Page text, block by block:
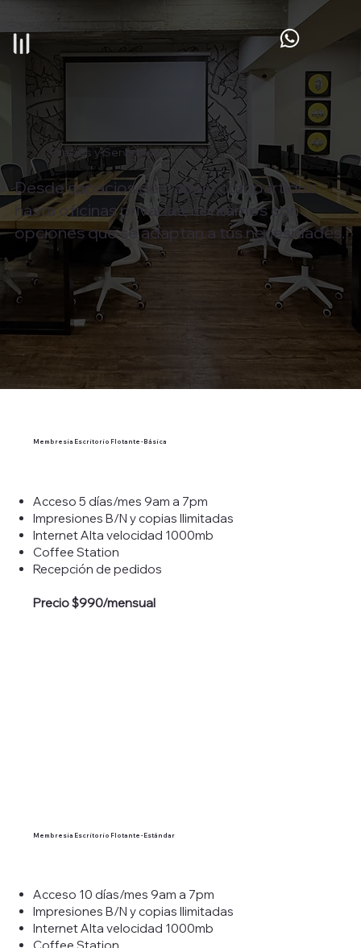
Precios y Servicios
Desde espacios de trabajo compartidos
hasta oficinas privadas, contamos con
opciones que se adaptan a tus necesidades.
Membresía Escritorio Flotante - Básica
Acceso 5 días/mes 9am a 7pm
Impresiones B/N y copias Ilimitadas
Internet Alta velocidad 1000mb
Coffee Station
Recepción de pedidos
Precio $990/mensual
Membresía Escritorio Flotante - Estándar
Acceso 10 días/mes 9am a 7pm
Impresiones B/N y copias Ilimitadas
Internet Alta velocidad 1000mb